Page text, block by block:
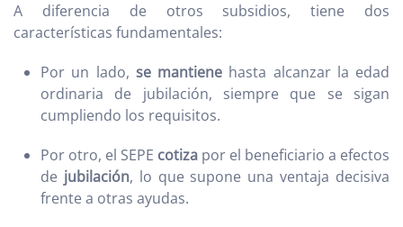
A diferencia de otros subsidios, tiene dos
características fundamentales:
Por un lado, se mantiene hasta alcanzar la edad
ordinaria de jubilación, siempre que se sigan
cumpliendo los requisitos.
Por otro, el SEPE cotiza por el beneficiario a efectos
de jubilación, lo que supone una ventaja decisiva
frente a otras ayudas.